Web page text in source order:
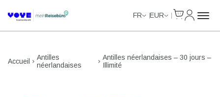
FR EUR
Accueil
Antilles
néerlandaises
Antilles néerlandaises – 30 jours –
Illimité